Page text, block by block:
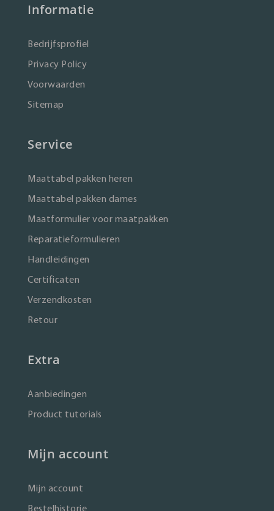
Informatie
Bedrijfsprofiel
Privacy Policy
Voorwaarden
Sitemap
Service
Maattabel pakken heren
Maattabel pakken dames
Maatformulier voor maatpakken
Reparatieformulieren
Handleidingen
Certificaten
Verzendkosten
Retour
Extra
Aanbiedingen
Product tutorials
Mijn account
Mijn account
Bestelhistorie